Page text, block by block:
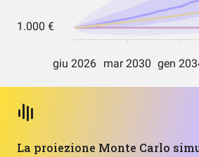
La proiezione Monte Carlo